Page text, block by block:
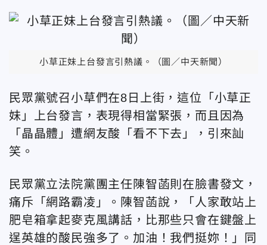
小草正妹上台發言引熱議。（圖／中天新聞）
民眾黨號召小草們在8日上街，這位「小草正
妹」上台發言，表現得相當緊張，而且因為
「晶晶體」遭網友酸「看不下去」，引來訕
笑。
民眾黨立法院黨團主任陳智菡則在臉書發文，
痛斥「網路霸凌」。陳智菡說，「人家敢站上
肥皂箱拿起麥克風講話，比那些只會在鍵盤上
逞英雄的酸民強多了。加油！我們挺妳！」同